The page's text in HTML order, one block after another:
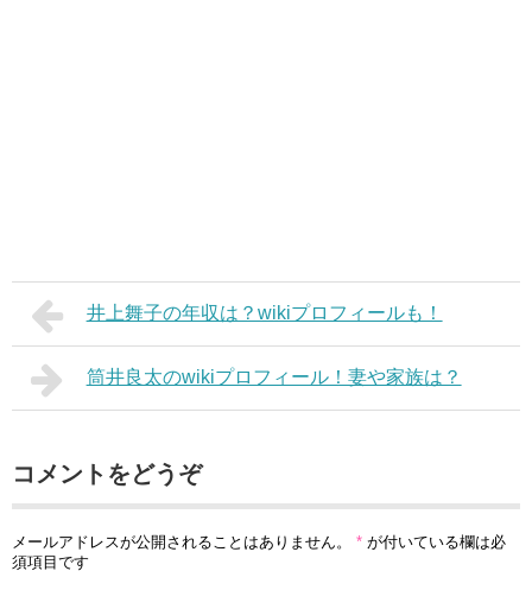
井上舞子の年収は？wikiプロフィールも！
筒井良太のwikiプロフィール！妻や家族は？
コメントをどうぞ
メールアドレスが公開されることはありません。 * が付いている欄は必
須項目です